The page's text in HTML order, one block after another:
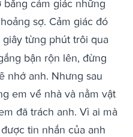
cảm giác những
sợ. Cảm giác đó
từng phút trôi qua
bận rộn lên, đừng
nhớ anh. Nhưng sau
em về nhà và nằm vật
đã trách anh. Vì ai mà
tin nhắn của anh